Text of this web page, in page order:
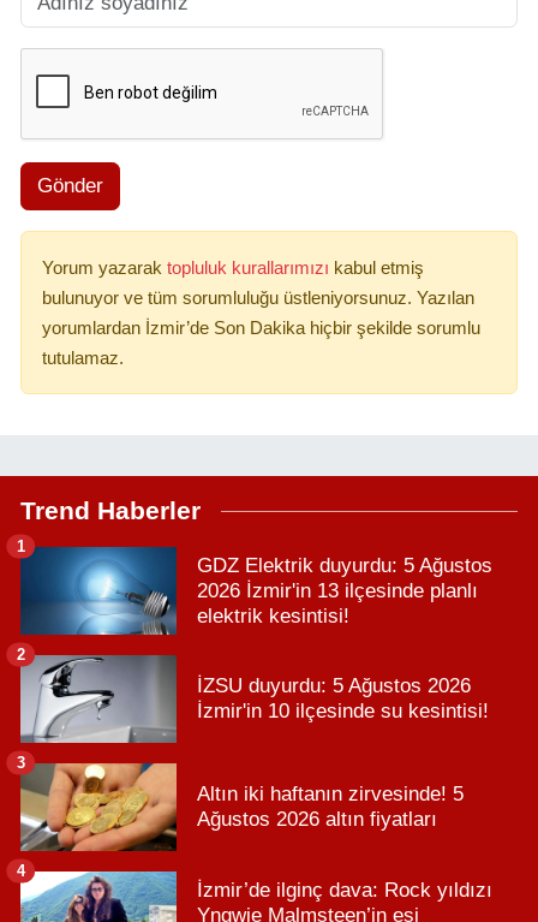
Gönder
Yorum yazarak topluluk kurallarımızı kabul etmiş
bulunuyor ve tüm sorumluluğu üstleniyorsunuz. Yazılan
yorumlardan İzmir’de Son Dakika hiçbir şekilde sorumlu
tutulamaz.
Trend Haberler
GDZ Elektrik duyurdu: 5 Ağustos
2026 İzmir'in 13 ilçesinde planlı
elektrik kesintisi!
1
İZSU duyurdu: 5 Ağustos 2026
İzmir'in 10 ilçesinde su kesintisi!
2
Altın iki haftanın zirvesinde! 5
Ağustos 2026 altın fiyatları
3
İzmir’de ilginç dava: Rock yıldızı
Yngwie Malmsteen’in eşi
4